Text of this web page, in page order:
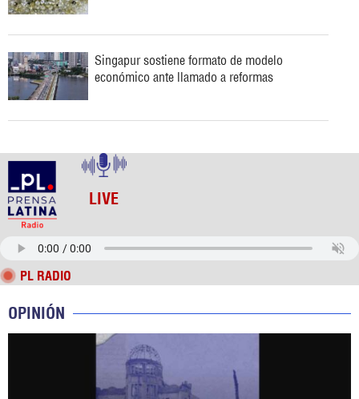
Singapur sostiene formato de modelo
económico ante llamado a reformas
LIVE
PL RADIO
OPINIÓN